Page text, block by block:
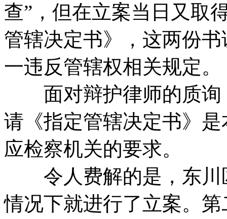
查”，但在立案当日又取
管辖决定书》，这两份
一违反管辖权相关规定。
面对辩护律师的质询
请《指定管辖决定书》
应检察机关的要求。
令人费解的是，东川
情况下就进行了立案。